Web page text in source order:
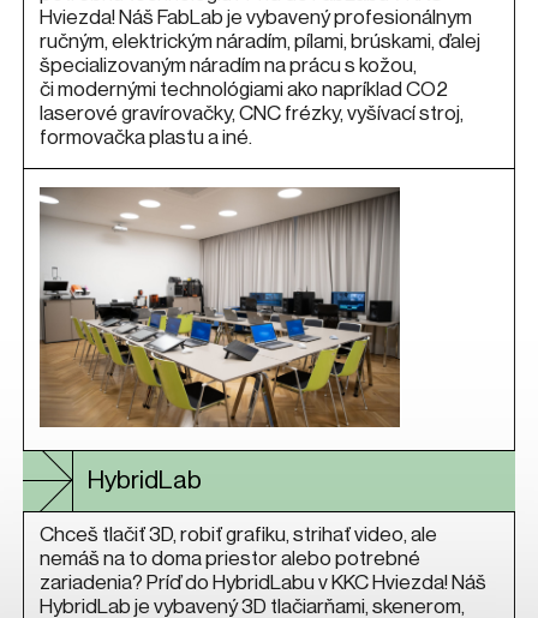
Hviezda! Náš FabLab je vybavený profesionálnym
ručným, elektrickým náradím, pílami, brúskami, ďalej
špecializovaným náradím na prácu s kožou,
či modernými technológiami ako napríklad CO2
laserové gravírovačky, CNC frézky, vyšívací stroj,
formovačka plastu a iné.
HybridLab
Chceš tlačiť 3D, robiť grafiku, strihať video, ale
nemáš na to doma priestor alebo potrebné
zariadenia? Príď do HybridLabu v KKC Hviezda! Náš
HybridLab je vybavený 3D tlačiarňami, skenerom,